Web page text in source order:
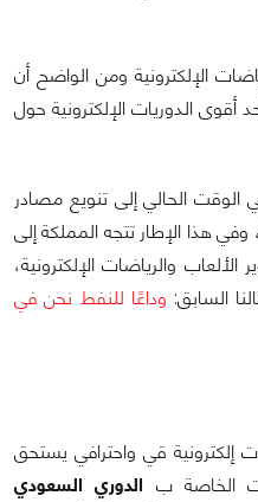
الإلكترونية ومن الواضح أن
أقوى الدوريات الإلكترونية حول
الحالي إلى تنويع مصادر
الدخل بشكل كبير ضمن رؤية 2030، وفي هذا الإطار تتجه المملكة إلى
والرياضات الإلكترونية،
السابق: وداعًا للنفط نحن في
إلكترونية قي واحترافي يستحق
الخاصة ب الدوري السعودي